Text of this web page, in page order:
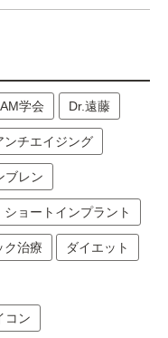
学会 Dr.遠藤
ンチエイジング
ブレン
ショートインプラント
ク治療 ダイエット
コン